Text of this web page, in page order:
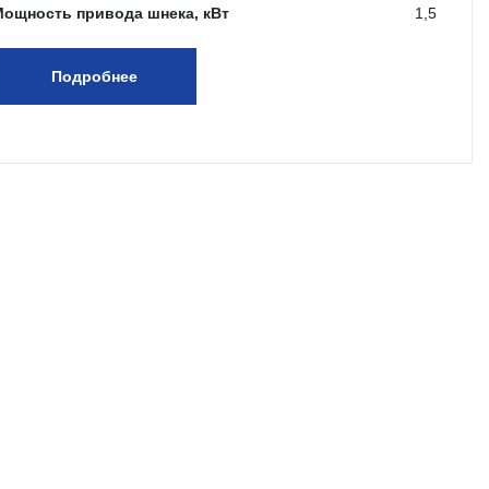
привода шнека, кВт
1,5
Подробнее